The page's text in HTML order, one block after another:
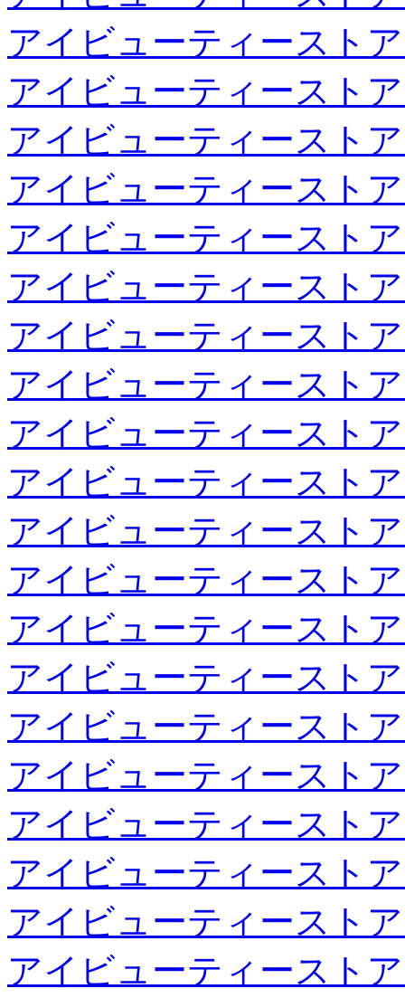
アイビューティースト
アイビューティースト
アイビューティースト
アイビューティースト
アイビューティースト
アイビューティースト
アイビューティースト
アイビューティースト
アイビューティースト
アイビューティースト
アイビューティースト
アイビューティースト
アイビューティースト
アイビューティースト
アイビューティースト
アイビューティースト
アイビューティースト
アイビューティースト
アイビューティースト
アイビューティースト